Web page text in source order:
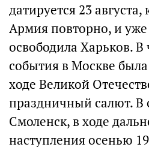
датируется 23 августа,
Армия повторно, и
освободила Харьков. В
события в Москве
ходе Великой
праздничный салют. В
Смоленск, в ходе
наступления осенью